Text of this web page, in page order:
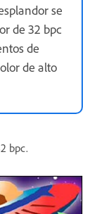
se
de 32 bpc
de
de alto
bpc.